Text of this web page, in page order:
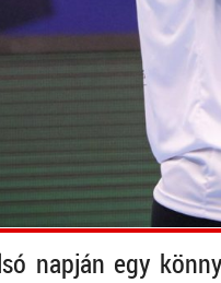
napján egy